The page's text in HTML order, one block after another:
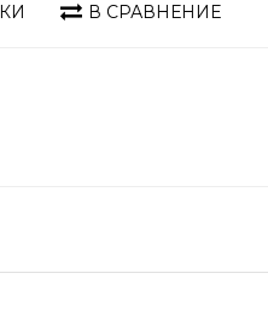
В СРАВНЕНИЕ